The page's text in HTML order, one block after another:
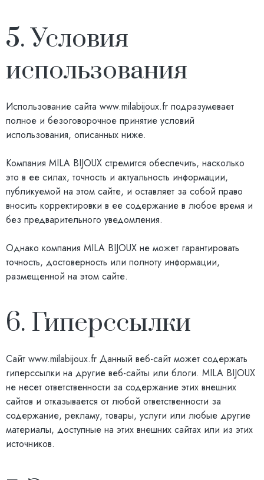
5. Условия
использования
Использование сайта www.milabijoux.fr подразумевает
полное и безоговорочное принятие условий
использования, описанных ниже.
Компания MILA BIJOUX стремится обеспечить, насколько
это в ее силах, точность и актуальность информации,
публикуемой на этом сайте, и оставляет за собой право
вносить корректировки в ее содержание в любое время и
без предварительного уведомления.
Однако компания MILA BIJOUX не может гарантировать
точность, достоверность или полноту информации,
размещенной на этом сайте.
6. Гиперссылки
Сайт www.milabijoux.fr Данный веб-сайт может содержать
гиперссылки на другие веб-сайты или блоги. MILA BIJOUX
не несет ответственности за содержание этих внешних
сайтов и отказывается от любой ответственности за
содержание, рекламу, товары, услуги или любые другие
материалы, доступные на этих внешних сайтах или из этих
источников.